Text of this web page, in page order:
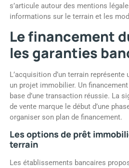
s’articule autour des mentions
informations sur le terrain et les
Le financement
les garanties
L’acquisition d’un terrain représente
un projet immobilier. Un
base d’une transaction réussie. La
de vente marque le début d’une
organiser son plan de financement.
Les options de prêt
terrain
Les établissements bancaires